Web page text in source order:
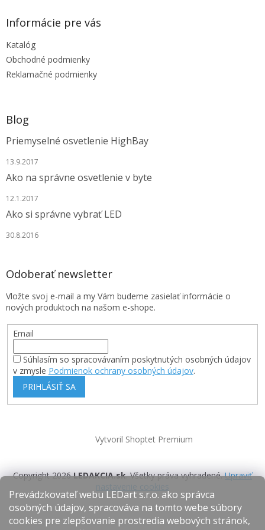
Prevádzkovateľ webu LEDart s.r.o. ako správca
osobných údajov, spracováva na tomto webe súbory
cookies pre zlepšovanie prostredia webových stránok,
Informácie pre vás
Katalóg
Obchodné podmienky
Reklamačné podmienky
Blog
Priemyselné osvetlenie HighBay
13.9.2017
Ako na správne osvetlenie v byte
12.1.2017
Ako si správne vybrať LED
30.8.2016
Odoberať newsletter
Vložte svoj e-mail a my Vám budeme zasielať informácie o
nových produktoch na našom e-shope.
Email
Súhlasím so spracovávaním poskytnutých osobných údajov
v zmysle Podmienok ochrany osobných údajov.
PRIHLÁSIŤ SA
Vytvoril Shoptet Premium
Copyright 2026LEDAKCIA.sk. Všetky práva vyhradené.Upraviť